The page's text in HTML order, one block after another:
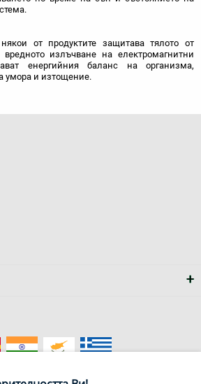
от продуктите защитава тялото от
вредното излъчване на електромагнитни
енергийния баланс на организма,
умора и изтощение.